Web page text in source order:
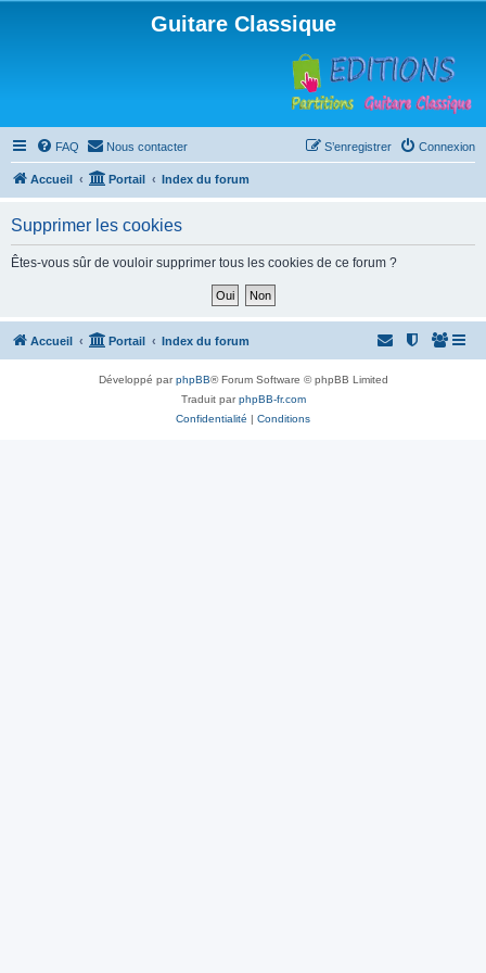
Guitare Classique
FAQ Nous contacter Connexion
S’enregistrer
Accueil Portail Index du forum
Supprimer les cookies
Êtes-vous sûr de vouloir supprimer tous les cookies de ce forum ?
Accueil Portail Index du forum
Développé parphpBB® Forum Software © phpBB Limited
Traduit parphpBB-fr.com
Confidentialité | Conditions